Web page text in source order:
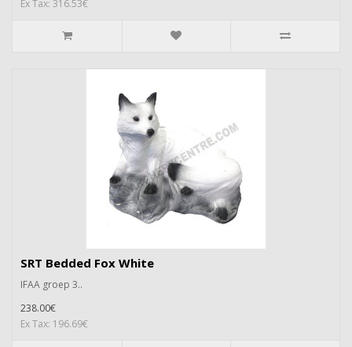
Ex Tax: 316.53€
SRT Bedded Fox White
IFAA groep 3..
238.00€
Ex Tax: 196.69€